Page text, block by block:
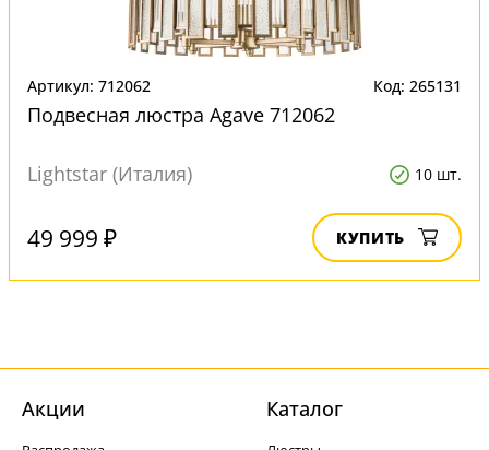
Артикул: 712062 Код: 265131
Подвесная люстра Agave 712062
Lightstar (Италия) 10 шт.
49 999 ₽ КУПИТЬ
Акции Каталог